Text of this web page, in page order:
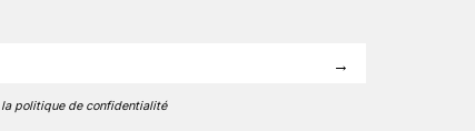
politique de confidentialité